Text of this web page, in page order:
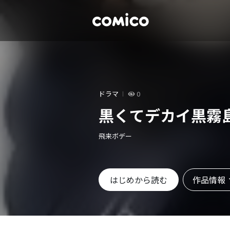
ドラマ 0
黒くてデカイ黒霧
飛来ボデー
はじめから読む 作品情報